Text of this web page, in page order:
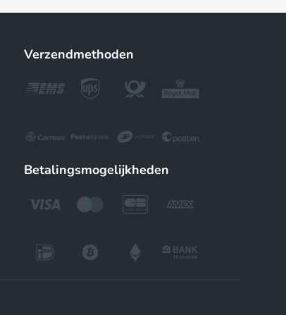
Verzendmethoden
Betalingsmogelijkheden